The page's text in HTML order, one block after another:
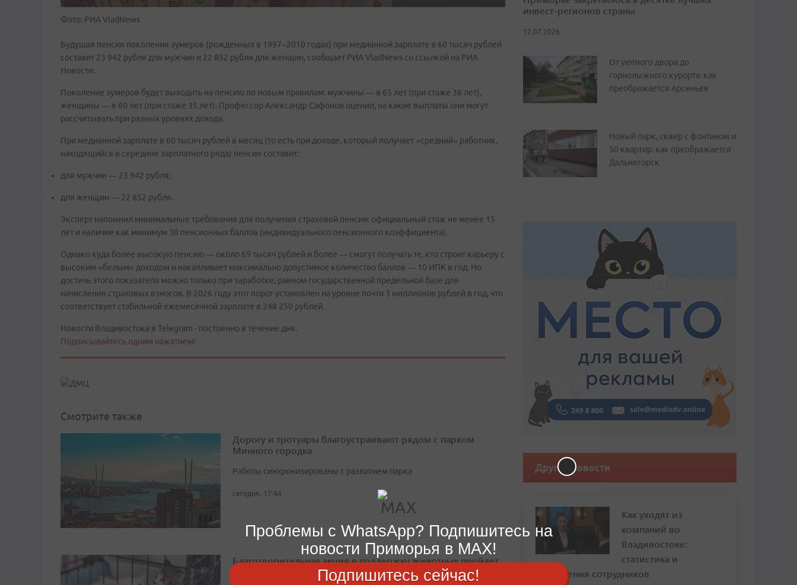
Фото: РИА VladNews
Будущая пенсия поколения зумеров (рожденных в 1997–2010 годах) при медианной зарплате в 60 тысяч рублей
составит 23 942 рубля для мужчин и 22 852 рубля для женщин, сообщает РИА VladNews со ссылкой на РИА
Новости.
Поколение зумеров будет выходить на пенсию по новым правилам: мужчины — в 65 лет (при стаже 38 лет),
женщины — в 60 лет (при стаже 35 лет). Профессор Александр Сафонов оценил, на какие выплаты они могут
рассчитывать при разных уровнях дохода.
При медианной зарплате в 60 тысяч рублей в месяц (то есть при доходе, который получает «средний» работник,
находящийся в середине зарплатного ряда) пенсия составит:
для мужчин — 23 942 рубля;
для женщин — 22 852 рубля.
Эксперт напомнил минимальные требования для получения страховой пенсии: официальный стаж не менее 15
лет и наличие как минимум 30 пенсионных баллов (индивидуального пенсионного коэффициента).
Однако куда более высокую пенсию — около 69 тысяч рублей и более — смогут получать те, кто строит карьеру с
высоким «белым» доходом и накапливает максимально допустимое количество баллов — 10 ИПК в год. Но
достичь этого показателя можно только при заработке, равном государственной предельной базе для
начисления страховых взносов. В 2026 году этот порог установлен на уровне почти 3 миллионов рублей в год, что
соответствует стабильной ежемесячной зарплате в 248 250 рублей.
Новости Владивостока в Telegram - постоянно в течение дня.
Подписывайтесь одним нажатием!
Смотрите также
Дорогу и тротуары благоустраивают рядом с парком
Минного городка
Работы синхронизированы с развитием парка
сегодня, 17:44
Благотворительная акция в поддержку животных пройдет
инвест-регионов страны
17.07.2026
От уютного двора до
горнолыжного курорта: как
преображается Арсеньев
Новый парк, сквер с фонтаном и
50 квартир: как преображается
Дальнегорск
Другие новости
Как уходят из
компаний во
Владивостоке:
статистика и
откровения сотрудников
Проблемы с WhatsApp? Подпишитесь на
новости Приморья в MAX!
Подпишитесь сейчас!